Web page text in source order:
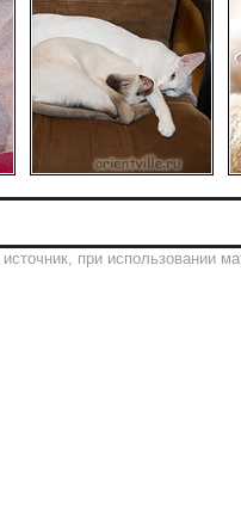
при использовании